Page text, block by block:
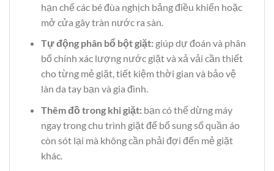
hạn chế các bé đùa nghịch bảng điều khiển hoặc
mở cửa gây tràn nước ra sàn.
Tự động phân bổ bột giặt: giúp dự đoán và phân
bổ chính xác lượng nước giặt và xả vải cần thiết
cho từng mẻ giặt, tiết kiệm thời gian và bảo vệ
làn da tay bạn và gia đình.
Thêm đồ trong khi giặt: bạn có thể dừng máy
ngay trong chu trình giặt để bổ sung số quần áo
còn sót lại mà không cần phải đợi đến mẻ giặt
khác.